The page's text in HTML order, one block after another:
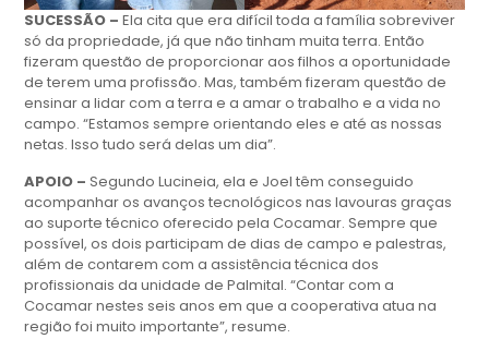
SUCESSÃO – Ela cita que era difícil toda a família sobreviver
só da propriedade, já que não tinham muita terra. Então
fizeram questão de proporcionar aos filhos a oportunidade
de terem uma profissão. Mas, também fizeram questão de
ensinar a lidar com a terra e a amar o trabalho e a vida no
campo. “Estamos sempre orientando eles e até as nossas
netas. Isso tudo será delas um dia”.
APOIO – Segundo Lucineia, ela e Joel têm conseguido
acompanhar os avanços tecnológicos nas lavouras graças
ao suporte técnico oferecido pela Cocamar. Sempre que
possível, os dois participam de dias de campo e palestras,
além de contarem com a assistência técnica dos
profissionais da unidade de Palmital. “Contar com a
Cocamar nestes seis anos em que a cooperativa atua na
região foi muito importante”, resume.